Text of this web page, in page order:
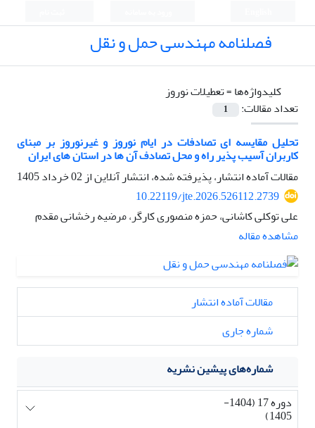
فصلنامه مهندسی حمل و نقل
کلیدواژه‌ها =تعطیلات نوروز
تعداد مقالات:
1
تحلیل مقایسه ای تصادفات در ایام نوروز و غیرنوروز بر مبنای
کاربران آسیب پذیر راه و محل تصادف آن ها در استان های ایران
مقالات آماده انتشار، پذیرفته شده، انتشار آنلاین از02 خرداد 1405
10.22119/jte.2026.526112.2739
علی توکلی کاشانی، حمزه منصوری کارگر، مرضیه رخشانی مقدم
مشاهده مقاله
مقالات آماده انتشار
شماره جاری
شماره‌های پیشین نشریه
دوره 17 (1404-
1405)